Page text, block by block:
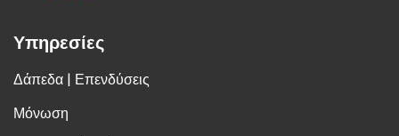
Υπηρεσίες
Δάπεδα | Επενδύσεις
Μόνωση